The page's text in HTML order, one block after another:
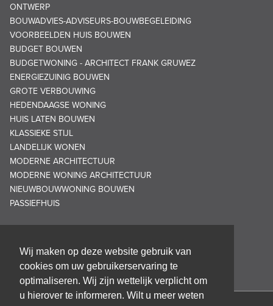
Wij maken op deze website gebruik van
cookies om uw gebruikerservaring te
optimaliseren. Wij zijn wettelijk verplicht om
u hierover te informeren. Wilt u meer weten
ONTWERP
BOUWADVIES-ADVISEURS-BOUWBEGELEIDING
VOORBEELDEN HUIS BOUWEN
BUDGET BOUWEN
BUDGETWONING - ARCHITECT FRANK GRUWEZ
ENERGIEZUINIG BOUWEN
GROTE VERBOUWING
HEDENDAAGSE WONING
HUIS LATEN BOUWEN
KLASSIEKE STIJL
LANDELIJK WONEN
MODERNE ARCHITECTUUR
MODERNE WONING ARCHITECTUUR
NIEUWBOUWWONING BOUWEN
PASSIEFHUIS